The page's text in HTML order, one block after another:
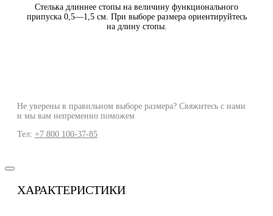
Стелька длиннее стопы на величину функционального
припуска 0,5—1,5 см. При выборе размера ориентируйтесь
на длину стопы.
Не уверены в правильном выборе размера? Свяжитесь с нами
и мы вам непременно поможем
Тел: +7 800 100-37-85
ХАРАКТЕРИСТИКИ